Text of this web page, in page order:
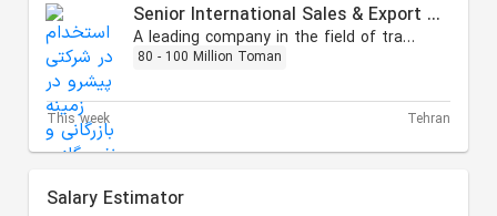
Senior International Sales & Export Specialist
A leading company in the field of trading, oil, gas, and petrochemicals.
80 - 100 Million Toman
This week Tehran
Salary Estimator